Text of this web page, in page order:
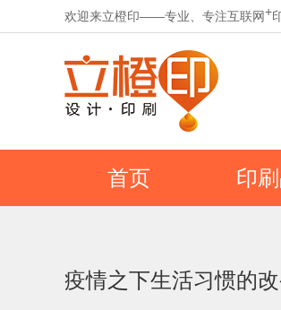
欢迎来立橙印——专业、专注互联网+
首页 印
疫情之下生活习惯的